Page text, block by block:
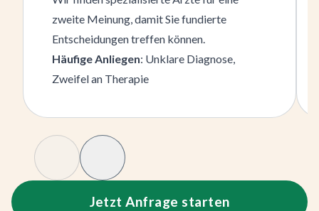
zweite Meinung, damit Sie fundierte
Entscheidungen treffen können.
Häufige Anliegen: Unklare Diagnose,
Zweifel an Therapie
Slide Prev Slide Next
Jetzt Anfrage starten